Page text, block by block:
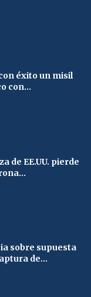
éxito un misil
con...
de EE.UU. pierde
sobre supuesta
de...